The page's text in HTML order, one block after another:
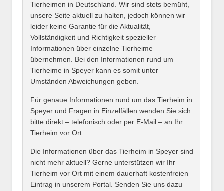
E-Mail*
Name des Tierheims*
Tierheimen in Deutschland. Wir sind stets bemüht,
unsere Seite aktuell zu halten, jedoch können wir
leider keine Garantie für die Aktualität,
Vollständigkeit und Richtigkeit spezieller
Informationen über einzelne Tierheime
übernehmen. Bei den Informationen rund um
Tierheime in Speyer kann es somit unter
Umständen Abweichungen geben.
Für genaue Informationen rund um das Tierheim in
Speyer und Fragen in Einzelfällen wenden Sie sich
bitte direkt – telefonisch oder per E-Mail – an Ihr
Tierheim vor Ort.
Die Informationen über das Tierheim in Speyer sind
nicht mehr aktuell? Gerne unterstützen wir Ihr
Tierheim vor Ort mit einem dauerhaft kostenfreien
Eintrag in unserem Portal. Senden Sie uns dazu